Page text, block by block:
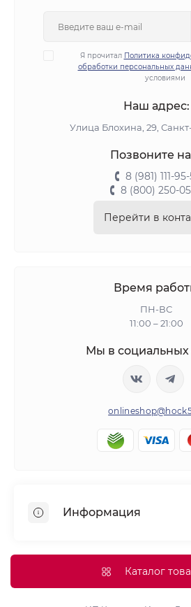
Я прочитал Политика
обработки персональных
условиями
Наш адрес:
Улица Блохина, 29,
Позвоните
8 (981) 111-
8 (800) 250-
Перейти в
Время
ПН-ВС
11:00 – 21:00
Мы в социальных
Информация
Доставка
Каталог